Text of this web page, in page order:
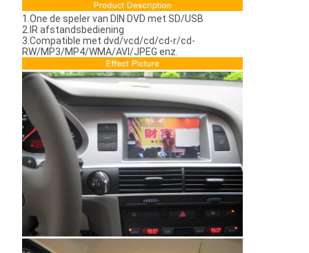
1.One de speler van DIN DVD met SD/USB
2.IR afstandsbediening
3.Compatible met dvd/vcd/cd/cd-r/cd-
RW/MP3/MP4/WMA/AVI/JPEG enz.